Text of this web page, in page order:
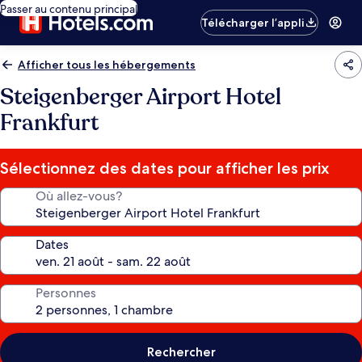
Passer au contenu principal
Télécharger l’appli
Afficher tous les hébergements
Steigenberger Airport Hotel
Frankfurt
Sélectionnez des dates pour afficher les prix
Où allez-vous?
Dates
Personnes
Rechercher